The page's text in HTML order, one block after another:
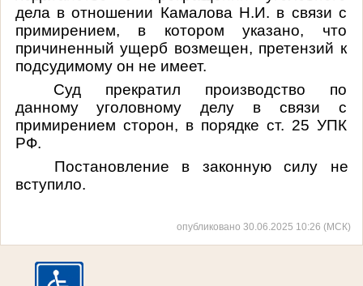
дела в отношении Камалова Н.И. в связи с
примирением, в котором указано, что
причиненный ущерб возмещен, претензий к
подсудимому он не имеет.
Суд прекратил производство по
данному уголовному делу в связи с
примирением сторон, в порядке ст. 25 УПК
РФ.
Постановление в законную силу не
вступило.
опубликовано 30.06.2025 10:26 (МСК)